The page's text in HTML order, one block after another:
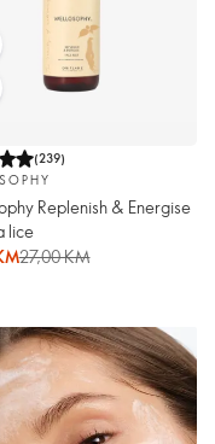
(239)
Replenish & Energise
lice
27,00 KM